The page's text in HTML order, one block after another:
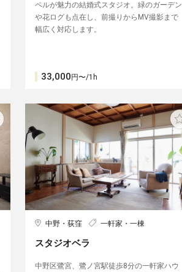
ペルが魅力の結婚式スタジオ。緑のガーデン
や花ログも点在し、前撮りからMV撮影まで
幅広く対応します。
33,000 円〜/1h
中野・荻窪 一軒家・一棟
スタジオベラ
中野区鷺宮、鷺ノ宮駅徒歩8分の一軒家ハウ